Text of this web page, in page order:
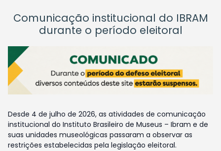
Comunicação institucional do IBRAM
durante o período eleitoral
Desde 4 de julho de 2026, as atividades de comunicação
institucional do Instituto Brasileiro de Museus – Ibram e de
suas unidades museológicas passaram a observar as
restrições estabelecidas pela legislação eleitoral.